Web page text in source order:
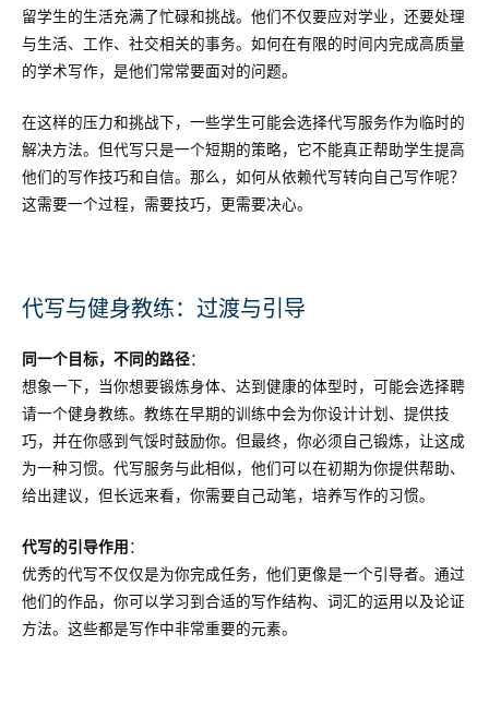
留学生的生活充满了忙碌和挑战。他们不仅要应对学业，还要处理
与生活、工作、社交相关的事务。如何在有限的时间内完成高质量
的学术写作，是他们常常要面对的问题。
在这样的压力和挑战下，一些学生可能会选择代写服务作为临时的
解决方法。但代写只是一个短期的策略，它不能真正帮助学生提高
他们的写作技巧和自信。那么，如何从依赖代写转向自己写作呢？
这需要一个过程，需要技巧，更需要决心。
代写与健身教练：过渡与引导
同一个目标，不同的路径：
想象一下，当你想要锻炼身体、达到健康的体型时，可能会选择聘
请一个健身教练。教练在早期的训练中会为你设计计划、提供技
巧，并在你感到气馁时鼓励你。但最终，你必须自己锻炼，让这成
为一种习惯。代写服务与此相似，他们可以在初期为你提供帮助、
给出建议，但长远来看，你需要自己动笔，培养写作的习惯。
代写的引导作用 ：
优秀的代写不仅仅是为你完成任务，他们更像是一个引导者。通过
他们的作品，你可以学习到合适的写作结构、词汇的运用以及论证
方法。这些都是写作中非常重要的元素。